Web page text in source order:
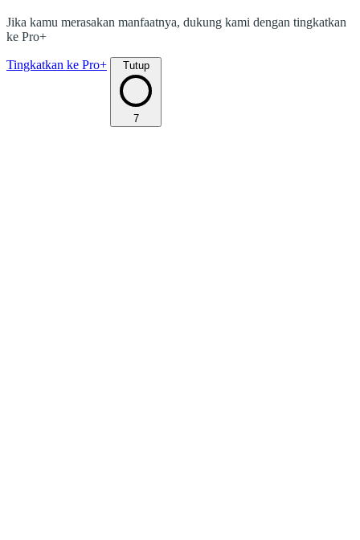
Jika kamu merasakan manfaatnya, dukung kami dengan tingkatkan
ke Pro+
Tingkatkan ke Pro+ Tutup
7